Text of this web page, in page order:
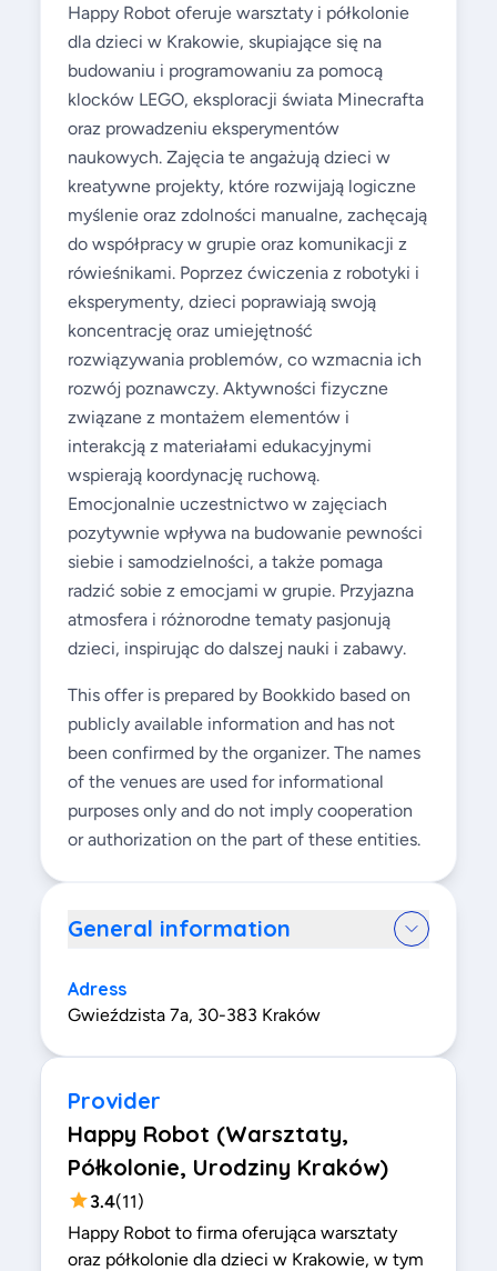
Happy Robot oferuje warsztaty i półkolonie
dla dzieci w Krakowie, skupiające się na
budowaniu i programowaniu za pomocą
klocków LEGO, eksploracji świata Minecrafta
oraz prowadzeniu eksperymentów
naukowych. Zajęcia te angażują dzieci w
kreatywne projekty, które rozwijają logiczne
myślenie oraz zdolności manualne, zachęcają
do współpracy w grupie oraz komunikacji z
rówieśnikami. Poprzez ćwiczenia z robotyki i
eksperymenty, dzieci poprawiają swoją
koncentrację oraz umiejętność
rozwiązywania problemów, co wzmacnia ich
rozwój poznawczy. Aktywności fizyczne
związane z montażem elementów i
interakcją z materiałami edukacyjnymi
wspierają koordynację ruchową.
Emocjonalnie uczestnictwo w zajęciach
pozytywnie wpływa na budowanie pewności
siebie i samodzielności, a także pomaga
radzić sobie z emocjami w grupie. Przyjazna
atmosfera i różnorodne tematy pasjonują
dzieci, inspirując do dalszej nauki i zabawy.
This offer is prepared by Bookkido based on
publicly available information and has not
been confirmed by the organizer. The names
of the venues are used for informational
purposes only and do not imply cooperation
or authorization on the part of these entities.
General information
Adress
Gwieździsta 7a, 30-383 Kraków
Provider
Happy Robot (Warsztaty,
Półkolonie, Urodziny Kraków)
3.4(11)
Happy Robot to firma oferująca warsztaty
oraz półkolonie dla dzieci w Krakowie, w tym